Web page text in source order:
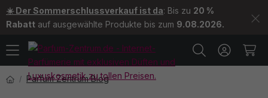
☀️ Der Sommerschlussverkauf ist da: Bis zu 20 %
Rabatt auf ausgewählte Produkte bis zum 9.08.2026.
Parfum Zentrum Blog